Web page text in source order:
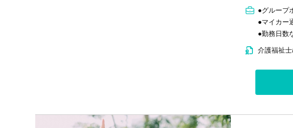
●グループ
●マイカー
●勤務日数
介護福祉